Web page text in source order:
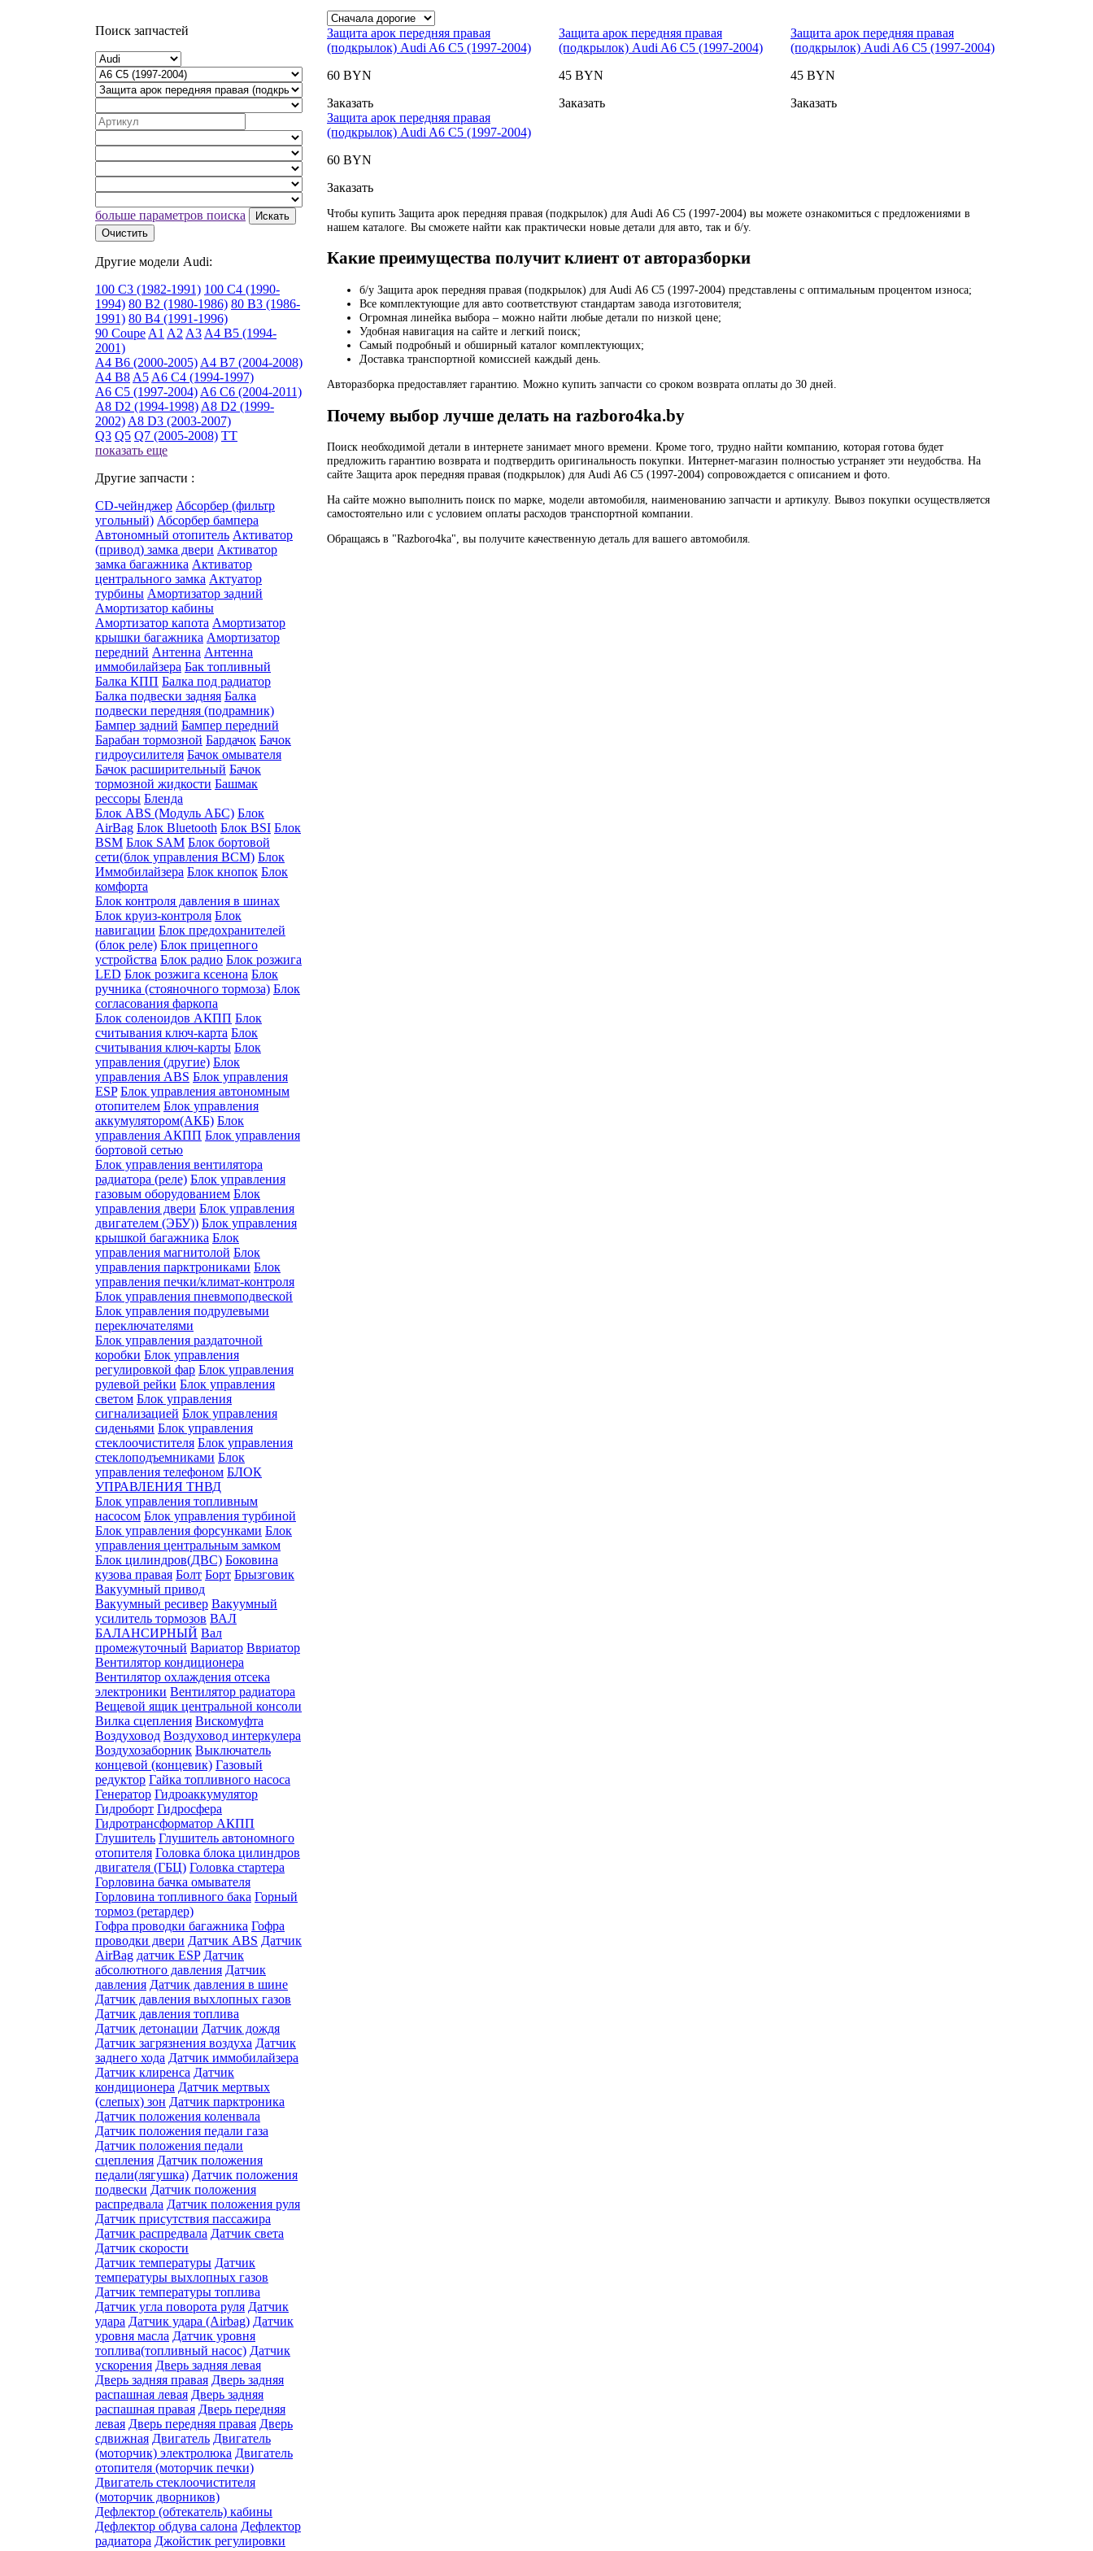
Поиск запчастей
больше параметров поиска
Искать
Очистить
Другие модели Audi:
100 C3 (1982-1991) 100 C4 (1990-
1994) 80 B2 (1980-1986) 80 B3 (1986-
1991) 80 B4 (1991-1996)
90 Coupe A1 A2 A3 A4 B5 (1994-
2001)
A4 B6 (2000-2005) A4 B7 (2004-2008)
A4 B8 A5 A6 C4 (1994-1997)
A6 C5 (1997-2004) A6 C6 (2004-2011)
A8 D2 (1994-1998) A8 D2 (1999-
2002) A8 D3 (2003-2007)
Q3 Q5 Q7 (2005-2008) TT
показать еще
Другие запчасти :
CD-чейнджер Абсорбер (фильтр
угольный) Абсорбер бампера
Автономный отопитель Активатор
(привод) замка двери Активатор
замка багажника Активатор
центрального замка Актуатор
турбины Амортизатор задний
Амортизатор кабины
Амортизатор капота Амортизатор
крышки багажника Амортизатор
передний Антенна Антенна
иммобилайзера Бак топливный
Балка КПП Балка под радиатор
Балка подвески задняя Балка
подвески передняя (подрамник)
Бампер задний Бампер передний
Барабан тормозной Бардачок Бачок
гидроусилителя Бачок омывателя
Бачок расширительный Бачок
тормозной жидкости Башмак
рессоры Бленда
Блок ABS (Модуль АБС) Блок
AirBag Блок Bluetooth Блок BSI Блок
BSM Блок SAM Блок бортовой
сети(блок управления BCM) Блок
Иммобилайзера Блок кнопок Блок
комфорта
Блок контроля давления в шинах
Блок круиз-контроля Блок
навигации Блок предохранителей
(блок реле) Блок прицепного
устройства Блок радио Блок розжига
LED Блок розжига ксенона Блок
ручника (стояночного тормоза) Блок
согласования фаркопа
Блок соленоидов АКПП Блок
считывания ключ-карта Блок
считывания ключ-карты Блок
управления (другие) Блок
управления ABS Блок управления
ESP Блок управления автономным
отопителем Блок управления
аккумулятором(АКБ) Блок
управления АКПП Блок управления
бортовой сетью
Блок управления вентилятора
радиатора (реле) Блок управления
газовым оборудованием Блок
управления двери Блок управления
двигателем (ЭБУ)) Блок управления
крышкой багажника Блок
управления магнитолой Блок
управления парктрониками Блок
управления печки/климат-контроля
Блок управления пневмоподвеской
Блок управления подрулевыми
переключателями
Блок управления раздаточной
коробки Блок управления
регулировкой фар Блок управления
рулевой рейки Блок управления
светом Блок управления
сигнализацией Блок управления
сиденьями Блок управления
стеклоочистителя Блок управления
стеклоподъемниками Блок
управления телефоном БЛОК
УПРАВЛЕНИЯ ТНВД
Блок управления топливным
насосом Блок управления турбиной
Блок управления форсунками Блок
управления центральным замком
Блок цилиндров(ДВС) Боковина
кузова правая Болт Борт Брызговик
Вакуумный привод
Вакуумный ресивер Вакуумный
усилитель тормозов ВАЛ
БАЛАНСИРНЫЙ Вал
промежуточный Вариатор Ввриатор
Вентилятор кондиционера
Вентилятор охлаждения отсека
электроники Вентилятор радиатора
Вещевой ящик центральной консоли
Вилка сцепления Вискомуфта
Воздуховод Воздуховод интеркулера
Воздухозаборник Выключатель
концевой (концевик) Газовый
редуктор Гайка топливного насоса
Генератор Гидроаккумулятор
Гидроборт Гидросфера
Гидротрансформатор АКПП
Глушитель Глушитель автономного
отопителя Головка блока цилиндров
двигателя (ГБЦ) Головка стартера
Горловина бачка омывателя
Горловина топливного бака Горный
тормоз (ретардер)
Гофра проводки багажника Гофра
проводки двери Датчик ABS Датчик
AirBag датчик ESP Датчик
абсолютного давления Датчик
давления Датчик давления в шине
Датчик давления выхлопных газов
Датчик давления топлива
Датчик детонации Датчик дождя
Датчик загрязнения воздуха Датчик
заднего хода Датчик иммобилайзера
Датчик клиренса Датчик
кондиционера Датчик мертвых
(слепых) зон Датчик парктроника
Датчик положения коленвала
Датчик положения педали газа
Датчик положения педали
сцепления Датчик положения
педали(лягушка) Датчик положения
подвески Датчик положения
распредвала Датчик положения руля
Датчик присутствия пассажира
Датчик распредвала Датчик света
Датчик скорости
Датчик температуры Датчик
температуры выхлопных газов
Датчик температуры топлива
Датчик угла поворота руля Датчик
удара Датчик удара (Airbag) Датчик
уровня масла Датчик уровня
топлива(топливный насос) Датчик
ускорения Дверь задняя левая
Дверь задняя правая Дверь задняя
распашная левая Дверь задняя
распашная правая Дверь передняя
левая Дверь передняя правая Дверь
сдвижная Двигатель Двигатель
(моторчик) электролюка Двигатель
отопителя (моторчик печки)
Двигатель стеклоочистителя
(моторчик дворников)
Дефлектор (обтекатель) кабины
Дефлектор обдува салона Дефлектор
радиатора Джойстик регулировки
Защита арок передняя правая
(подкрылок) Audi A6 C5 (1997-2004)
60 BYN
Заказать
Защита арок передняя правая
(подкрылок) Audi A6 C5 (1997-2004)
45 BYN
Заказать
Защита арок передняя правая
(подкрылок) Audi A6 C5 (1997-2004)
45 BYN
Заказать
Защита арок передняя правая
(подкрылок) Audi A6 C5 (1997-2004)
60 BYN
Заказать
Чтобы купить Защита арок передняя правая (подкрылок) для Audi A6 C5 (1997-2004) вы можете ознакомиться с предложениями в
нашем каталоге. Вы сможете найти как практически новые детали для авто, так и б/у.
Какие преимущества получит клиент от авторазборки
б/у Защита арок передняя правая (подкрылок) для Audi A6 C5 (1997-2004) представлены с оптимальным процентом износа;
Все комплектующие для авто соответствуют стандартам завода изготовителя;
Огромная линейка выбора – можно найти любые детали по низкой цене;
Удобная навигация на сайте и легкий поиск;
Самый подробный и обширный каталог комплектующих;
Доставка транспортной комиссией каждый день.
Авторазборка предоставляет гарантию. Можно купить запчасти со сроком возврата оплаты до 30 дней.
Почему выбор лучше делать на razboro4ka.by
Поиск необходимой детали в интернете занимает много времени. Кроме того, трудно найти компанию, которая готова будет
предложить гарантию возврата и подтвердить оригинальность покупки. Интернет-магазин полностью устраняет эти неудобства. На
сайте Защита арок передняя правая (подкрылок) для Audi A6 C5 (1997-2004) сопровождается с описанием и фото.
На сайте можно выполнить поиск по марке, модели автомобиля, наименованию запчасти и артикулу. Вывоз покупки осуществляется
самостоятельно или с условием оплаты расходов транспортной компании.
Обращаясь в "Razboro4ka", вы получите качественную деталь для вашего автомобиля.